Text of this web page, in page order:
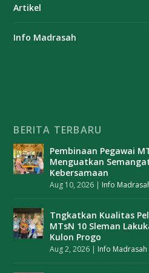
Artikel
Info Madrasah
BERITA TERBARU
Pembinaan Pegawai
Menguatkan
Kebersamaan
Aug 10, 2026 | Info
Tngkatkan Kualitas
MTsN 10 Sleman
Kulon Progo
Aug 2, 2026 | Info Madrasah